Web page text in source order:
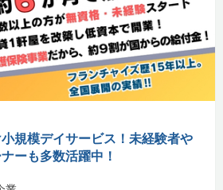
規模デイサービス！未経験者や
ーも多数活躍中！